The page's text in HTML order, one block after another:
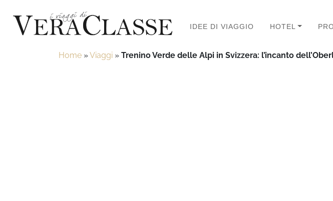
IDEE DI VIAGGIO HOTEL
Home »Viaggi » Trenino Verde delle Alpi in Svizzera: l’incanto